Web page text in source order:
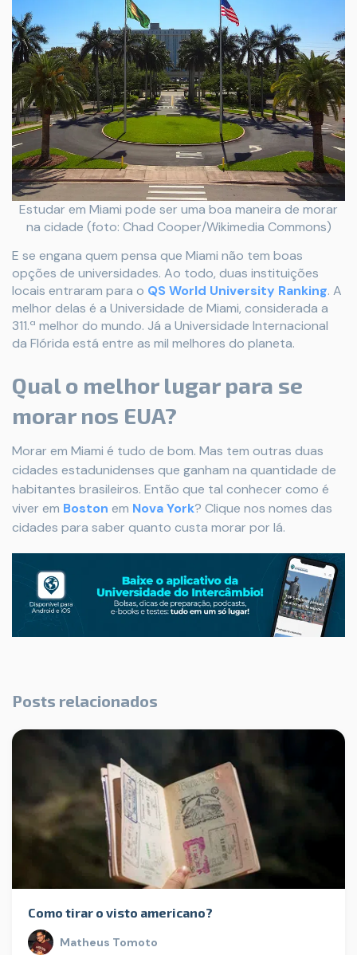
Estudar em Miami pode ser uma boa maneira de morar
na cidade (foto: Chad Cooper/Wikimedia Commons)
E se engana quem pensa que Miami não tem boas
opções de universidades. Ao todo, duas instituições
locais entraram para o QS World University Ranking. A
melhor delas é a Universidade de Miami, considerada a
311.ª melhor do mundo. Já a Universidade Internacional
da Flórida está entre as mil melhores do planeta.
Qual o melhor lugar para se
morar nos EUA?
Morar em Miami é tudo de bom. Mas tem outras duas
cidades estadunidenses que ganham na quantidade de
habitantes brasileiros. Então que tal conhecer como é
viver em Boston em Nova York? Clique nos nomes das
cidades para saber quanto custa morar por lá.
Posts relacionados
Como tirar o visto americano?
Matheus Tomoto